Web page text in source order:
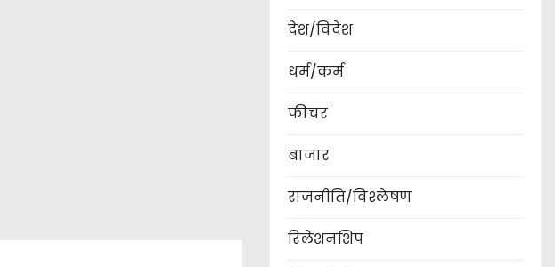
देश/विदेश
धर्म/कर्म
फीचर
बाजार
राजनीति/विश्लेषण
रिलेशनशिप